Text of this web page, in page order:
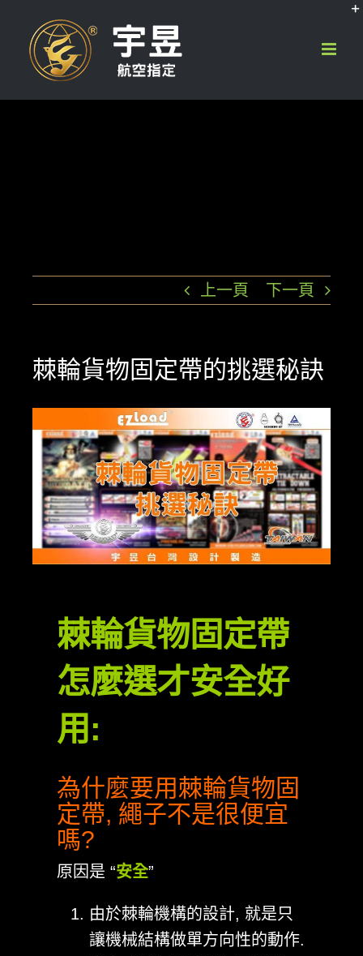
content
上一頁 下一頁
棘輪貨物固定帶的挑選秘訣
Larger
Image
棘輪貨物固定帶
怎麼選才安全好
用:
為什麼要用棘輪貨物固
定帶, 繩子不是很便宜
嗎?
原因是 “安全”
由於棘輪機構的設計, 就是只
讓機械結構做單方向性的動作.